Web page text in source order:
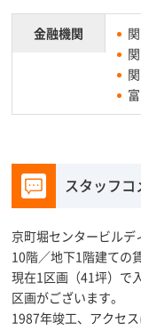
金融機関
スタッフコ
京町堀センタービル
10階／地下1階建ての
現在1区画（41坪）で
区画がございます。
1987年竣工、アクセ